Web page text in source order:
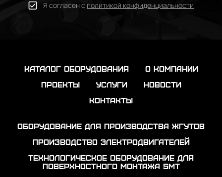
Я согласен с политикой конфиденциальности
каталог оборудования
о компании
проекты
услуги
новости
контакты
Оборудование для производства жгутов
Производство электродвигателей
Технологическое оборудование для
поверхностного монтажа SMT